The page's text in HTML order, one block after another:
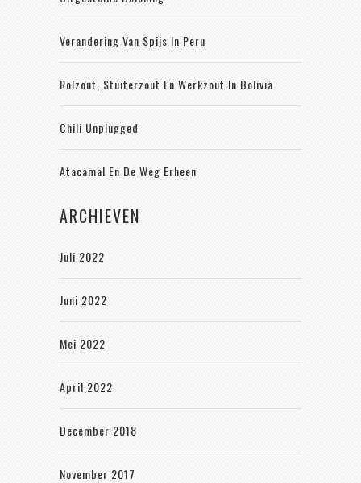
Verandering Van Spijs In Peru
Rolzout, Stuiterzout En Werkzout In Bolivia
Chili Unplugged
Atacama! En De Weg Erheen
ARCHIEVEN
Juli 2022
Juni 2022
Mei 2022
April 2022
December 2018
November 2017